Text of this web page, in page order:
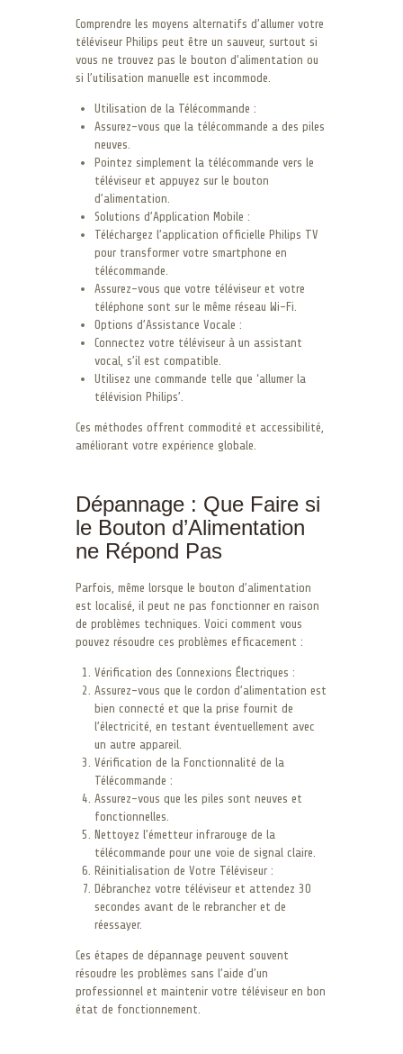
Comprendre les moyens alternatifs d’allumer votre
téléviseur Philips peut être un sauveur, surtout si
vous ne trouvez pas le bouton d’alimentation ou
si l’utilisation manuelle est incommode.
Utilisation de la Télécommande :
Assurez-vous que la télécommande a des piles
neuves.
Pointez simplement la télécommande vers le
téléviseur et appuyez sur le bouton
d’alimentation.
Solutions d’Application Mobile :
Téléchargez l’application officielle Philips TV
pour transformer votre smartphone en
télécommande.
Assurez-vous que votre téléviseur et votre
téléphone sont sur le même réseau Wi-Fi.
Options d’Assistance Vocale :
Connectez votre téléviseur à un assistant
vocal, s’il est compatible.
Utilisez une commande telle que ‘allumer la
télévision Philips’.
Ces méthodes offrent commodité et accessibilité,
améliorant votre expérience globale.
Dépannage : Que Faire si
le Bouton d’Alimentation
ne Répond Pas
Parfois, même lorsque le bouton d’alimentation
est localisé, il peut ne pas fonctionner en raison
de problèmes techniques. Voici comment vous
pouvez résoudre ces problèmes efficacement :
Vérification des Connexions Électriques :
Assurez-vous que le cordon d’alimentation est
bien connecté et que la prise fournit de
l’électricité, en testant éventuellement avec
un autre appareil.
Vérification de la Fonctionnalité de la
Télécommande :
Assurez-vous que les piles sont neuves et
fonctionnelles.
Nettoyez l’émetteur infrarouge de la
télécommande pour une voie de signal claire.
Réinitialisation de Votre Téléviseur :
Débranchez votre téléviseur et attendez 30
secondes avant de le rebrancher et de
réessayer.
Ces étapes de dépannage peuvent souvent
résoudre les problèmes sans l’aide d’un
professionnel et maintenir votre téléviseur en bon
état de fonctionnement.